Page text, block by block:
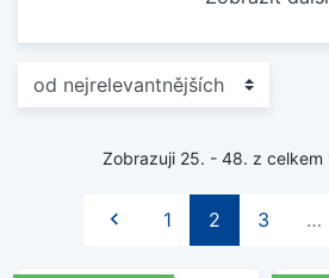
Zobrazuji 25. - 48. z celkem
Předchozí
 1 2 3 …